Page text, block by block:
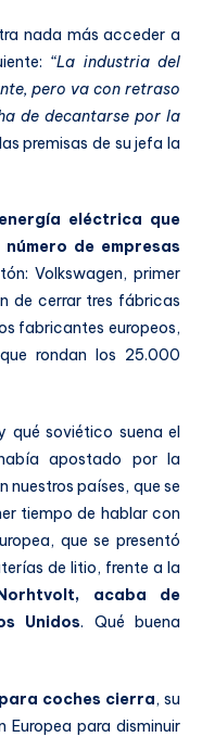
nada más acceder a
“La industria del
pero va con retraso
de decantarse por la
premisas de su jefa la
eléctrica que
de empresas
Volkswagen, primer
de cerrar tres fábricas
fabricantes europeos,
rondan los 25.000
qué soviético suena el
apostado por la
países, que se
tiempo de hablar con
que se presentó
de litio, frente a la
acaba de
Unidos. Qué buena
coches cierra, su
Europea para disminuir